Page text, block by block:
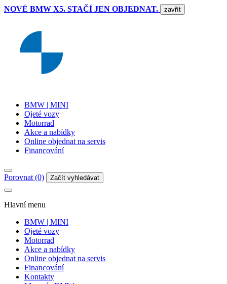
NOVÉ BMW X5. STAČÍ JEN OBJEDNAT. zavřít
BMW | MINI
Ojeté vozy
Motorrad
Akce a nabídky
Online objednat na servis
Financování
Porovnat (0) Začít vyhledávat
Hlavní menu
BMW | MINI
Ojeté vozy
Motorrad
Akce a nabídky
Online objednat na servis
Financování
Kontakty